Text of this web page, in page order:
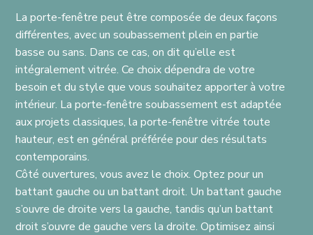
La porte-fenêtre peut être composée de deux façons
différentes, avec un soubassement plein en partie
basse ou sans. Dans ce cas, on dit qu’elle est
intégralement vitrée. Ce choix dépendra de votre
besoin et du style que vous souhaitez apporter à votre
intérieur. La porte-fenêtre soubassement est adaptée
aux projets classiques, la porte-fenêtre vitrée toute
hauteur, est en général préférée pour des résultats
contemporains.
Côté ouvertures, vous avez le choix. Optez pour un
battant gauche ou un battant droit. Un battant gauche
s’ouvre de droite vers la gauche, tandis qu’un battant
droit s’ouvre de gauche vers la droite. Optimisez ainsi